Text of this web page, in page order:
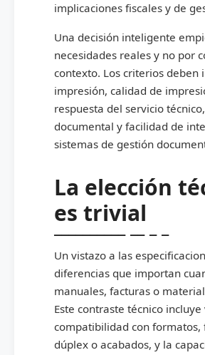
implicaciones fiscales y de
Una decisión inteligente
necesidades reales y no por
contexto. Los criterios deben
impresión, calidad de
respuesta del servicio
documental y facilidad de
sistemas de gestión
La elección
es trivial
Un vistazo a las
diferencias que importan
manuales, facturas o
Este contraste técnico
compatibilidad con formatos,
dúplex o acabados, y la